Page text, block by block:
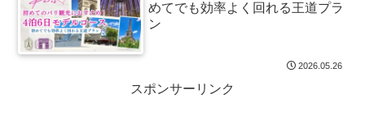
めてでも効率よく回れる王道プラ
ン
2026.05.26
スポンサーリンク